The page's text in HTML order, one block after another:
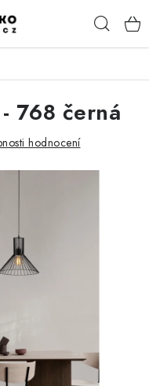
768 černá
hodnocení